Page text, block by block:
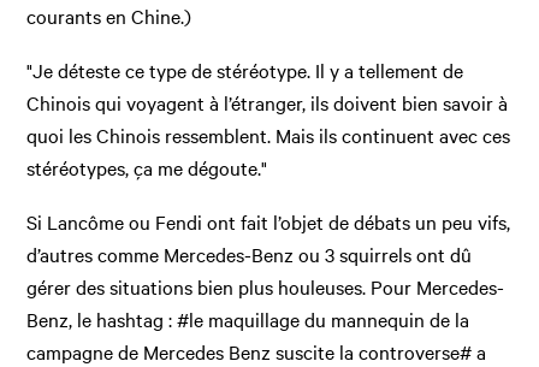
courants en Chine.)
"Je déteste ce type de stéréotype. Il y a tellement de
Chinois qui voyagent à l’étranger, ils doivent bien savoir à
quoi les Chinois ressemblent. Mais ils continuent avec ces
stéréotypes, ça me dégoute."
Si Lancôme ou Fendi ont fait l’objet de débats un peu vifs,
d’autres comme Mercedes-Benz ou 3 squirrels ont dû
gérer des situations bien plus houleuses. Pour Mercedes-
Benz, le hashtag : #le maquillage du mannequin de la
campagne de Mercedes Benz suscite la controverse# a